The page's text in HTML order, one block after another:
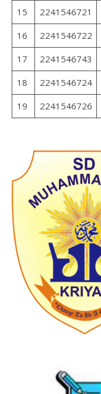
15
2241546721
16
2241546722
17
2241546743
18
2241546724
19
2241546726